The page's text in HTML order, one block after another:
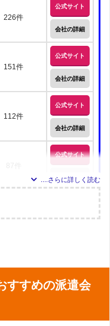
翻訳・通訳
226件
公式サイト
会社の詳細
151件
公式サイト
会社の詳細
112件
公式サイト
会社の詳細
公式サイト
会社の詳細
地域：徳島県」の条件に合致す
すすめの派遣会